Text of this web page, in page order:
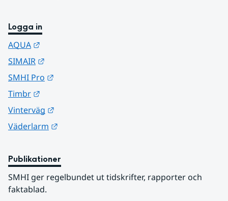
Logga in
AQUA
SIMAIR
SMHI Pro
Timbr
Vinterväg
Väderlarm
Publikationer
SMHI ger regelbundet ut tidskrifter, rapporter och
faktablad.